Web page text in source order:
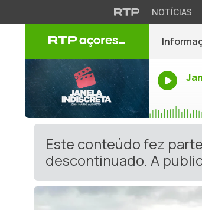
NOTÍCIAS
Este conteúdo fez
descontinuado. A